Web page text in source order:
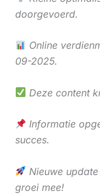
doorgevoerd.
Online
09-2025.
Deze content
Informatie
succes.
Nieuwe
groei mee!